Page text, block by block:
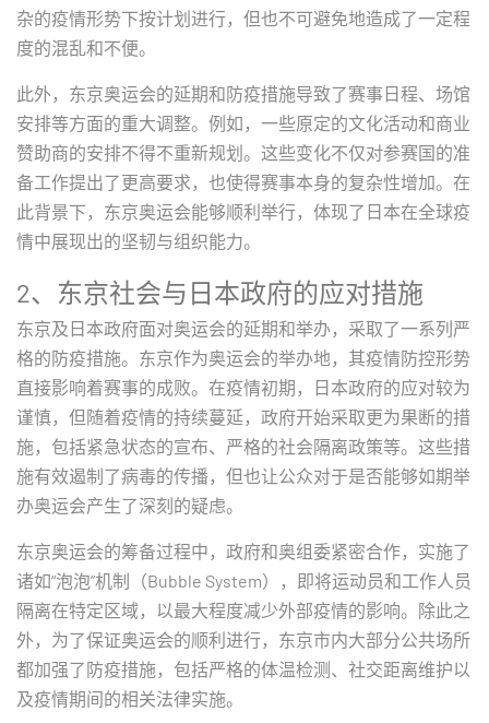
杂的疫情形势下按计划进行，但也不可避免地造成了一定程
度的混乱和不便。
此外，东京奥运会的延期和防疫措施导致了赛事日程、场馆
安排等方面的重大调整。例如，一些原定的文化活动和商业
赞助商的安排不得不重新规划。这些变化不仅对参赛国的准
备工作提出了更高要求，也使得赛事本身的复杂性增加。在
此背景下，东京奥运会能够顺利举行，体现了日本在全球疫
情中展现出的坚韧与组织能力。
2、东京社会与日本政府的应对措施
东京及日本政府面对奥运会的延期和举办，采取了一系列严
格的防疫措施。东京作为奥运会的举办地，其疫情防控形势
直接影响着赛事的成败。在疫情初期，日本政府的应对较为
谨慎，但随着疫情的持续蔓延，政府开始采取更为果断的措
施，包括紧急状态的宣布、严格的社会隔离政策等。这些措
施有效遏制了病毒的传播，但也让公众对于是否能够如期举
办奥运会产生了深刻的疑虑。
东京奥运会的筹备过程中，政府和奥组委紧密合作，实施了
诸如“泡泡”机制（Bubble System），即将运动员和工作人员
隔离在特定区域，以最大程度减少外部疫情的影响。除此之
外，为了保证奥运会的顺利进行，东京市内大部分公共场所
都加强了防疫措施，包括严格的体温检测、社交距离维护以
及疫情期间的相关法律实施。